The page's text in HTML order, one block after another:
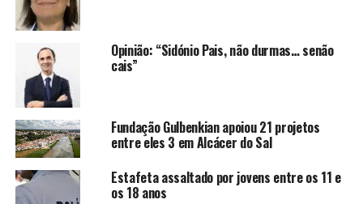
Opinião: “Sidónio Pais, não durmas… senão
cais”
Fundação Gulbenkian apoiou 21 projetos
entre eles 3 em Alcácer do Sal
Estafeta assaltado por jovens entre os 11 e
os 18 anos